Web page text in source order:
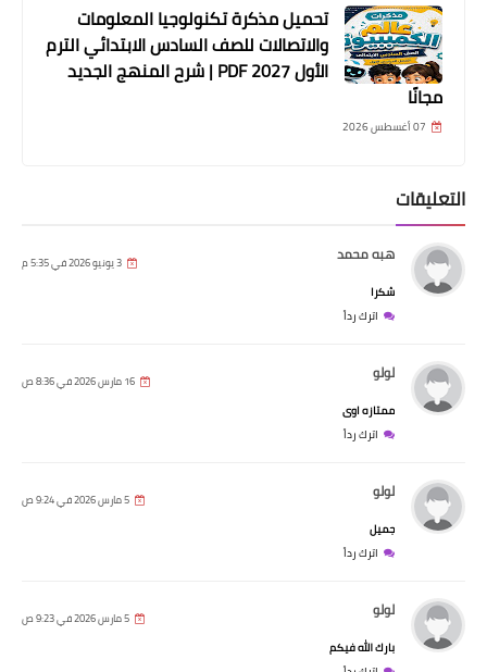
تحميل مذكرة تكنولوجيا المعلومات
والاتصالات للصف السادس الابتدائي الترم
الأول 2027 PDF | شرح المنهج الجديد
مجانًا
07 أغسطس 2026
التعليقات
هبه محمد 3 يونيو 2026 في 5:35 م
شكرا
اترك رداً
لولو 16 مارس 2026 في 8:36 ص
ممتازه اوى
اترك رداً
لولو 5 مارس 2026 في 9:24 ص
جميل
اترك رداً
لولو 5 مارس 2026 في 9:23 ص
بارك الله فيكم